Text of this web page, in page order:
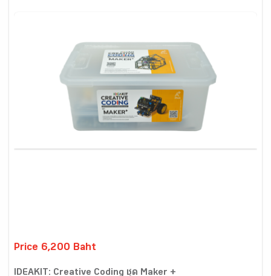
Price 6,200 Baht
IDEAKIT: Creative Coding ชุด Maker +